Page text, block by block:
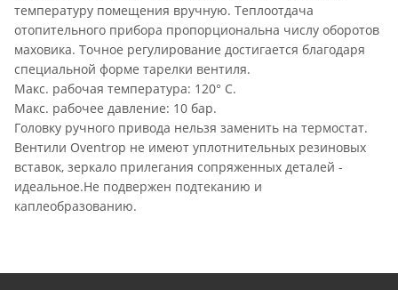
температуру помещения вручную. Теплоотдача
отопительного прибора пропорциональна числу оборотов
маховика. Точное регулирование достигается благодаря
специальной форме тарелки вентиля.
Макс. рабочая температура: 120° C.
Макс. рабочее давление: 10 бар.
Головку ручного привода нельзя заменить на термостат.
Вентили Oventrop не имеют уплотнительных резиновых
вставок, зеркало прилегания сопряженных деталей -
идеальное.Не подвержен подтеканию и
каплеобразованию.